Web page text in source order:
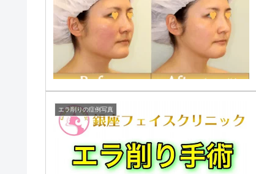
エラ削りの症例写真